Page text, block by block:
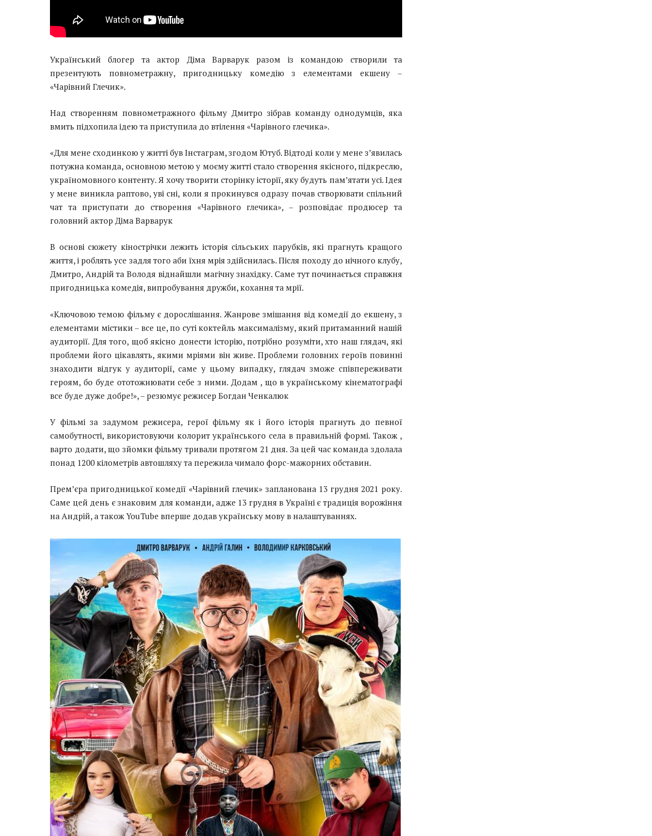
Український блогер та актор Діма Варварук разом із командою створили та
презентують повнометражну, пригодницьку комедію з елементами екшену –
«Чарівний Глечик».
Над створенням повнометражного фільму Дмитро зібрав команду однодумців, яка
вмить підхопила ідею та приступила до втілення «Чарівного глечика».
«Для мене сходинкою у житті був Інстаграм, згодом Ютуб. Відтоді коли у мене з’явилась
потужна команда, основною метою у моєму житті стало створення якісного, підкреслю,
україномовного контенту. Я хочу творити сторінку історії, яку будуть пам’ятати усі. Ідея
у мене виникла раптово, уві сні, коли я прокинувся одразу почав створювати спільний
чат та приступати до створення «Чарівного глечика», – розповідає продюсер та
головний актор Діма Варварук
В основі сюжету кінострічки лежить історія сільських парубків, які прагнуть кращого
життя, і роблять усе задля того аби їхня мрія здійснилась. Після походу до нічного клубу,
Дмитро, Андрій та Володя віднайшли магічну знахідку. Саме тут починається справжня
пригодницька комедія, випробування дружби, кохання та мрії.
«Ключовою темою фільму є дорослішання. Жанрове змішання від комедії до екшену, з
елементами містики – все це, по суті коктейль максималізму, який притаманний нашій
аудиторії. Для того, щоб якісно донести історію, потрібно розуміти, хто наш глядач, які
проблеми його цікавлять, якими мріями він живе. Проблеми головних героїв повинні
знаходити відгук у аудиторії, саме у цьому випадку, глядач зможе співпереживати
героям, бо буде ототожнювати себе з ними. Додам , що в українському кінематографі
все буде дуже добре!», – резюмує режисер Богдан Ченкалюк
У фільмі за задумом режисера, герої фільму як і його історія прагнуть до певної
самобутності, використовуючи колорит українського села в правильній формі. Також ,
варто додати, що зйомки фільму тривали протягом 21 дня. За цей час команда здолала
понад 1200 кілометрів автошляху та пережила чимало форс-мажорних обставин.
Прем’єра пригодницької комедії «Чарівний глечик» запланована 13 грудня 2021 року.
Саме цей день є знаковим для команди, адже 13 грудня в Україні є традиція ворожіння
на Андрій, а також YouTube вперше додав українську мову в налаштуваннях.